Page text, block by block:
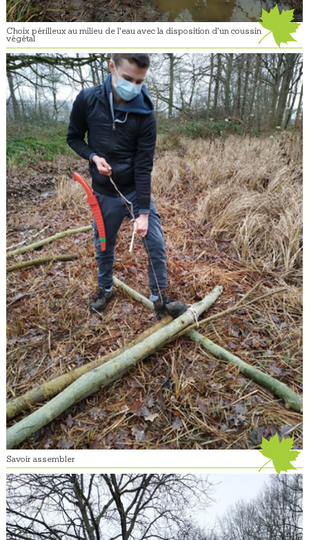
Choix périlleux au milieu de l’eau avec la disposition d’un coussin
végétal
Savoir assembler